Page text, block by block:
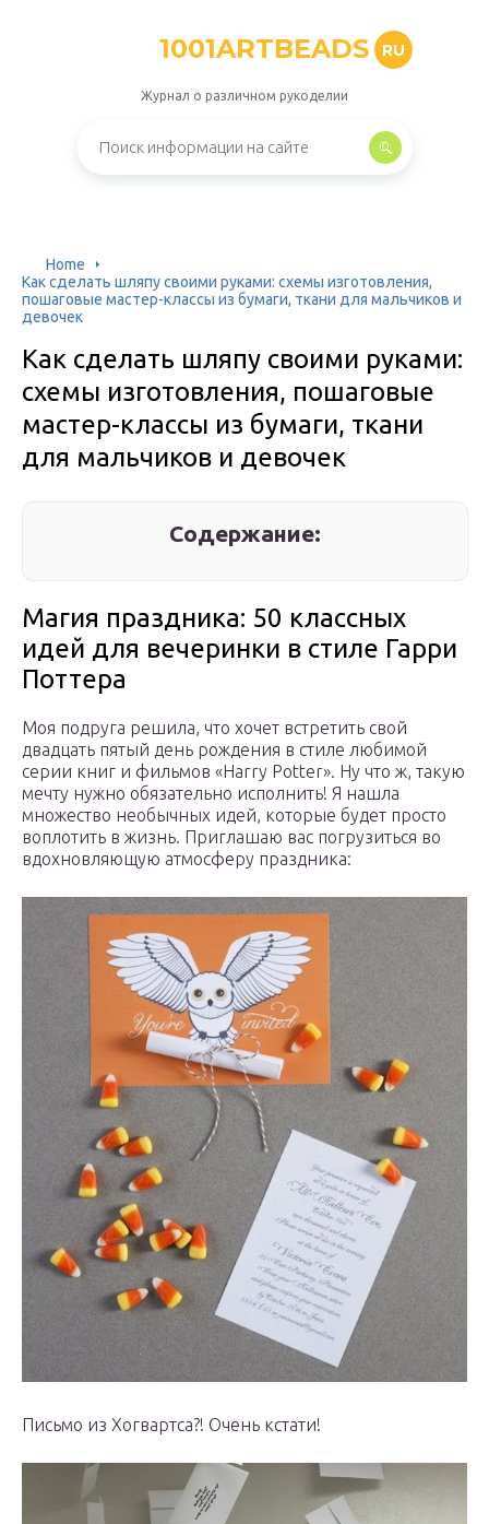
1001ARTBEADS RU
Журнал о различном рукоделии
Home
Как сделать шляпу своими руками: схемы изготовления,
пошаговые мастер-классы из бумаги, ткани для мальчиков и
девочек
Как сделать шляпу своими руками:
схемы изготовления, пошаговые
мастер-классы из бумаги, ткани
для мальчиков и девочек
Содержание:
Магия праздника: 50 классных
идей для вечеринки в стиле Гарри
Поттера
Моя подруга решила, что хочет встретить свой
двадцать пятый день рождения в стиле любимой
серии книг и фильмов «Harry Potter». Ну что ж, такую
мечту нужно обязательно исполнить! Я нашла
множество необычных идей, которые будет просто
воплотить в жизнь. Приглашаю вас погрузиться во
вдохновляющую атмосферу праздника:
Письмо из Хогвартса?! Очень кстати!